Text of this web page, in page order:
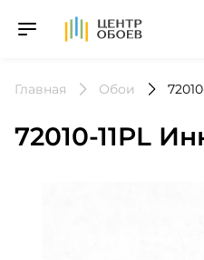
На Главную
Главная Обои
72010-11PL